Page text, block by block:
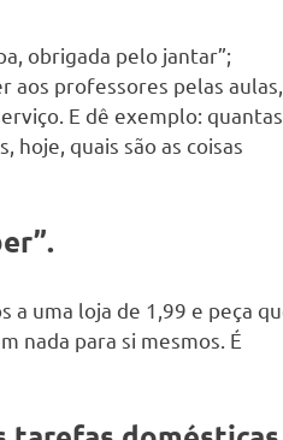
obrigada pelo jantar”;
aos professores pelas aulas,
E dê exemplo: quantas
hoje, quais são as coisas
uma loja de 1,99 e peça
nada para si mesmos. É